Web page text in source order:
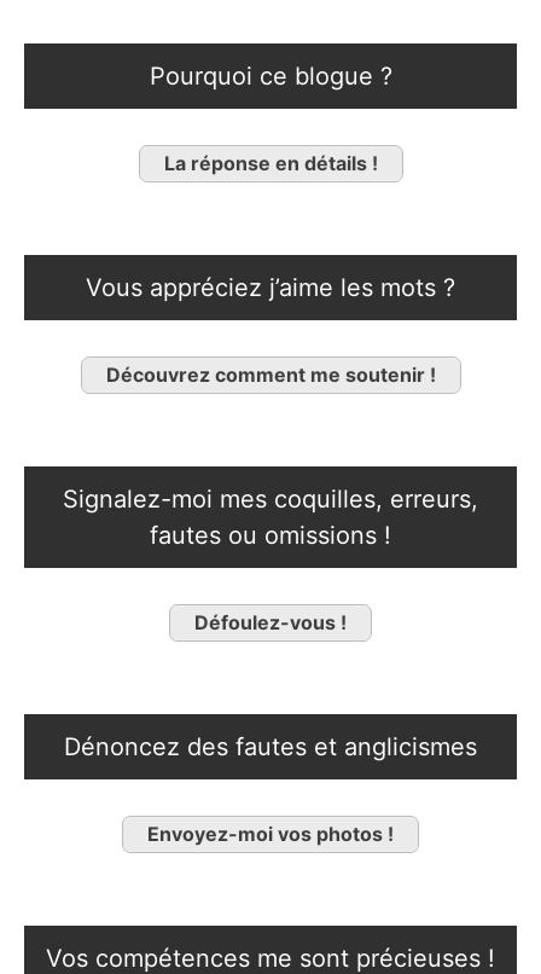
Pourquoi ce blogue ?
La réponse en détails !
Vous appréciez j’aime les mots ?
Découvrez comment me soutenir !
Signalez-moi mes coquilles, erreurs,
fautes ou omissions !
Défoulez-vous !
Dénoncez des fautes et anglicismes
Envoyez-moi vos photos !
Vos compétences me sont précieuses !